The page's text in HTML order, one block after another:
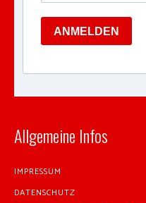
ANMELDEN
Allgemeine Infos
IMPRESSUM
DATENSCHUTZ